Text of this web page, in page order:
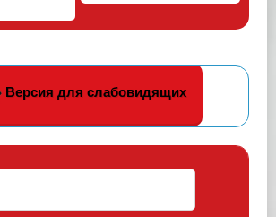
Версия для слабовидящих